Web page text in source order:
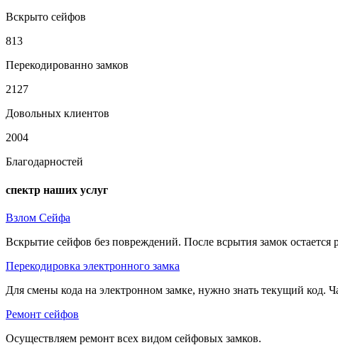
Вскрыто сейфов
813
Перекодированно замков
2127
Довольных клиентов
2004
Благодарностей
спектр наших услуг
Взлом Сейфа
Вскрытие сейфов без повреждений. После всрытия замок
Перекодировка электронного замка
Для смены кода на электронном замке, нужно знать текущий код.
Ремонт сейфов
Осуществляем ремонт всех видом сейфовых замков.